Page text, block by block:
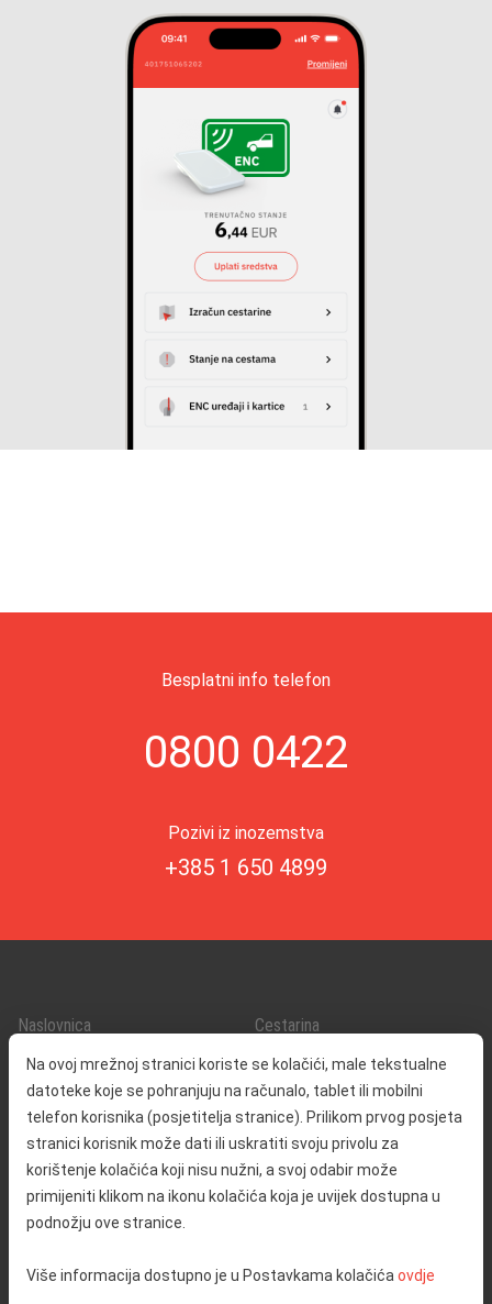
Na ovoj mrežnoj stranici koriste se kolačići, male tekstualne
datoteke koje se pohranjuju na računalo, tablet ili mobilni
telefon korisnika (posjetitelja stranice). Prilikom prvog posjeta
stranici korisnik može dati ili uskratiti svoju privolu za
korištenje kolačića koji nisu nužni, a svoj odabir može
primijeniti klikom na ikonu kolačića koja je uvijek dostupna u
podnožju ove stranice.
Više informacija dostupno je u Postavkama kolačića ovdje
Besplatni info telefon
0800 0422
Pozivi iz inozemstva
+385 1 650 4899
Naslovnica
O nama
Kontakt
Cestarina
Promet i sigurnost
Servisne informacije
Reklamacija
Javna nabava
Odnosi s javnošću
Izjava o pristupačnosti
Postavke kolačića